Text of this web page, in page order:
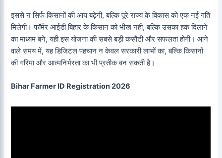
इससे न सिर्फ किसानों की आय बढ़ेगी, बल्कि पूरे राज्य के विकास को एक नई गति
मिलेगी। फॉर्मर आईडी बिहार के किसान को भीख नहीं, बल्कि उसका हक दिलाने
का माध्यम बने, यही इस योजना की सबसे बड़ी कसौटी और सफलता होगी। आने
वाले समय में, यह डिजिटल पहचान न केवल सरकारी लाभों का, बल्कि किसानों
की गरिमा और आत्मनिर्भरता का भी प्रतीक बन सकती है।
Bihar Farmer ID Registration 2026